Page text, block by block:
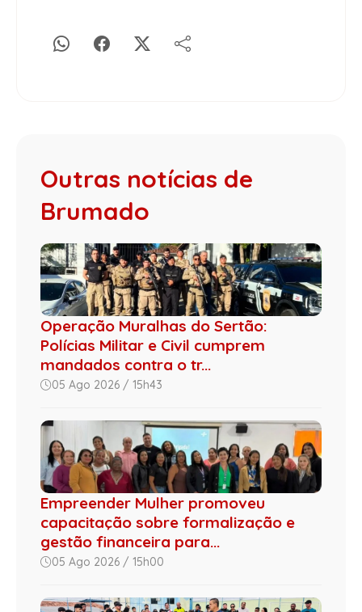
Outras notícias de
Brumado
Operação Muralhas do Sertão:
Polícias Militar e Civil cumprem
mandados contra o tr...
05 Ago 2026 / 15h43
Empreender Mulher promoveu
capacitação sobre formalização e
gestão financeira para...
05 Ago 2026 / 15h00